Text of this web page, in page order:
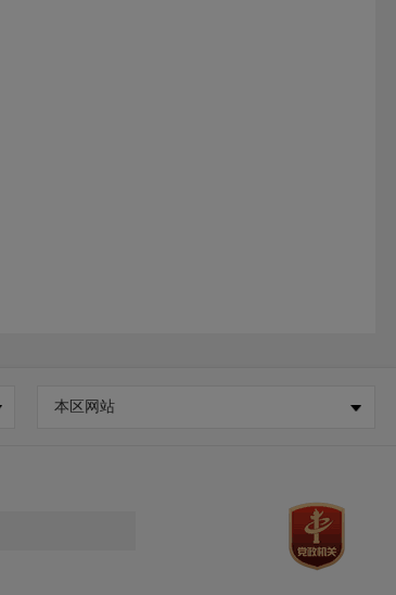
本区网站